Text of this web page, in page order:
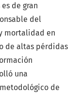
de gran
del
mortalidad en
de altas pérdidas
una
de